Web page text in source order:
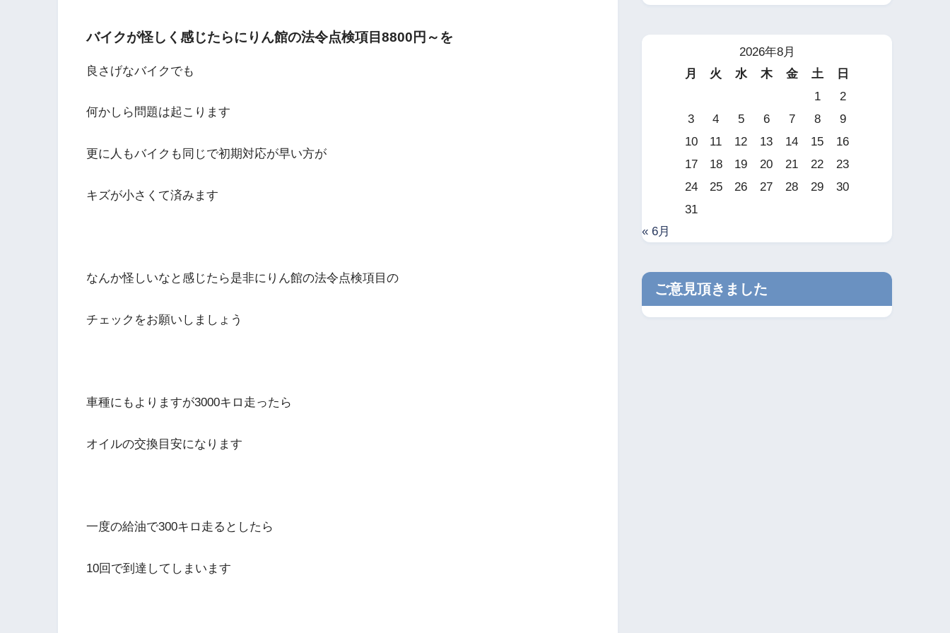
バイクが怪しく感じたらにりん館の法令点検項目8800円～を
良さげなバイクでも
何かしら問題は起こります
更に人もバイクも同じで初期対応が早い方が
キズが小さくて済みます
なんか怪しいなと感じたら是非にりん館の法令点検項目の
チェックをお願いしましょう
車種にもよりますが3000キロ走ったら
オイルの交換目安になります
一度の給油で300キロ走るとしたら
10回で到達してしまいます
2026年8月
月
火 水 木 金 土
日
1
2
3
4 5 6 7 8
9
10
11 12 13 14 15
16
17
18 19 20 21 22
23
24
25 26 27 28 29
30
31
« 6月
ご意見頂きました